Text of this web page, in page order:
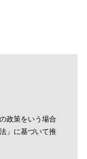
政策をいう場合
」に基づいて推